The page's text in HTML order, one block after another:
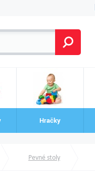
Hračky
Pevné stoly